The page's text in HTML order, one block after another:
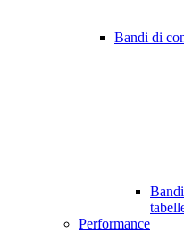
Bandi di
Performance